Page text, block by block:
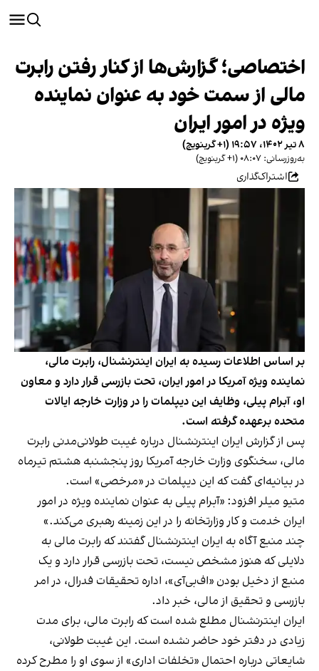
اختصاصی؛ گزارش‌ها از کنار رفتن رابرت
مالی از سمت خود به عنوان نماینده
ویژه در امور ایران
۸ تیر ۱۴۰۲، ۱۹:۵۷ (‎+۱ گرینویچ)
به‌روزرسانی: ۰۸:۰۷ (‎+۱ گرینویچ)
اشتراک‌گذاری
بر اساس اطلاعات رسیده به ایران اینترنشنال، رابرت مالی،
نماینده ویژه آمریکا در امور ایران، تحت بازرسی قرار دارد و معاون
او، آبرام پیلی، وظایف این دیپلمات را در وزارت خارجه ایالات
متحده برعهده گرفته است.
پس از گزارش ایران اینترنشنال درباره غیبت طولانی‌مدنی رابرت
مالی، سخنگوی وزارت خارجه آمریکا روز پنجشنبه هشتم تیرماه
در بیانیه‌ای گفت که این دیپلمات در «مرخصی» است.
متیو میلر افزود: «آبرام پیلی به عنوان نماینده ویژه در امور
ایران خدمت و کار وزارتخانه را در این زمینه رهبری می‌کند.»
چند منبع آگاه به ایران اینترنشنال گفتند که رابرت مالی به
دلایلی که هنوز مشخص نیست، تحت بازرسی قرار دارد و یک
منبع از دخیل بودن «اف‌بی‌آی»، اداره تحقیقات فدرال، در امر
بازرسی و تحقیق از مالی، خبر داد.
ایران اینترنشنال مطلع شده است که رابرت مالی، برای مدت
زیادی در دفتر خود حاضر نشده است. این غیبت طولانی،
شایعاتی درباره احتمال «تخلفات اداری» از سوی او را مطرح کرده